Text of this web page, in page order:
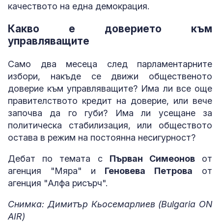
качеството на една демокрация.
Какво е доверието към
управляващите
Само два месеца след парламентарните
избори, накъде се движи общественото
доверие към управляващите? Има ли все още
правителството кредит на доверие, или вече
започва да го губи? Има ли усещане за
политическа стабилизация, или обществото
остава в режим на постоянна несигурност?
Дебат по темата с Първан Симеоновот
агенция "Мяра" и Геновева Петрова от
агенция "Алфа рисърч".
Снимка: Димитър Кьосемарлиев (Bulgaria ON
AIR)